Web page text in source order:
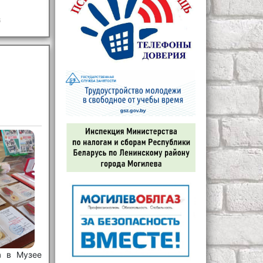
в Музее